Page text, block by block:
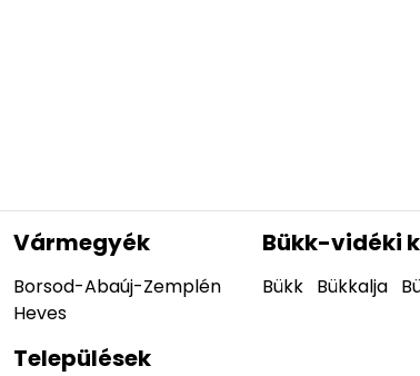
Vármegyék
Borsod-Abaúj-Zemplén
Heves
Bükk-vidéki
Bükk Bükkalja
Települések